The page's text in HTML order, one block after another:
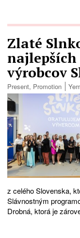
Zlaté
najlepších
výrobcov
Present, Promotion
z celého Slovenska,
Slávnostným
Drobná, ktorá je